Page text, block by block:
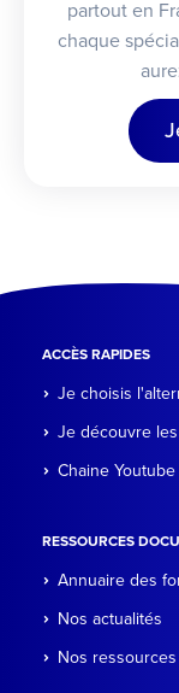
partout en
chaque
ACCÈS RAPIDES
Je choisis
Je découvre
Chaine Youtube
RESSOURCES
Annuaire des
Nos actualités
Nos